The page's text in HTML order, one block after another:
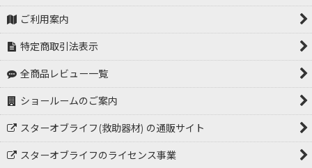
ご利用案内
特定商取引法表示
全商品レビュー一覧
ショールームのご案内
スターオブライフ(救助器材) の通販サイト
スターオブライフのライセンス事業